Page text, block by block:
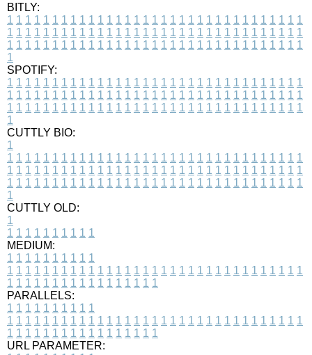
BITLY:
1 1 1 1 1 1 1 1 1 1 1 1 1 1 1 1 1 1 1 1 1 1 1 1 1 1 1 1 1 1 1 1 1
1 1 1 1 1 1 1 1 1 1 1 1 1 1 1 1 1 1 1 1 1 1 1 1 1 1 1 1 1 1 1 1 1
1 1 1 1 1 1 1 1 1 1 1 1 1 1 1 1 1 1 1 1 1 1 1 1 1 1 1 1 1 1 1 1 1
1
SPOTIFY:
1 1 1 1 1 1 1 1 1 1 1 1 1 1 1 1 1 1 1 1 1 1 1 1 1 1 1 1 1 1 1 1 1
1 1 1 1 1 1 1 1 1 1 1 1 1 1 1 1 1 1 1 1 1 1 1 1 1 1 1 1 1 1 1 1 1
1 1 1 1 1 1 1 1 1 1 1 1 1 1 1 1 1 1 1 1 1 1 1 1 1 1 1 1 1 1 1 1 1
1
CUTTLY BIO:
1
1 1 1 1 1 1 1 1 1 1 1 1 1 1 1 1 1 1 1 1 1 1 1 1 1 1 1 1 1 1 1 1 1
1 1 1 1 1 1 1 1 1 1 1 1 1 1 1 1 1 1 1 1 1 1 1 1 1 1 1 1 1 1 1 1 1
1 1 1 1 1 1 1 1 1 1 1 1 1 1 1 1 1 1 1 1 1 1 1 1 1 1 1 1 1 1 1 1 1
1
CUTTLY OLD:
1
1 1 1 1 1 1 1 1 1 1
MEDIUM:
1 1 1 1 1 1 1 1 1 1
1 1 1 1 1 1 1 1 1 1 1 1 1 1 1 1 1 1 1 1 1 1 1 1 1 1 1 1 1 1 1 1 1
1 1 1 1 1 1 1 1 1 1 1 1 1 1 1 1 1
PARALLELS:
1 1 1 1 1 1 1 1 1 1
1 1 1 1 1 1 1 1 1 1 1 1 1 1 1 1 1 1 1 1 1 1 1 1 1 1 1 1 1 1 1 1 1
1 1 1 1 1 1 1 1 1 1 1 1 1 1 1 1 1
URL PARAMETER: